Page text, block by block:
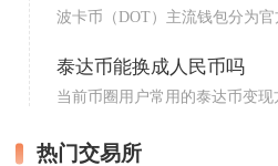
波卡币（DOT）主流钱包分为
泰达币能换成人民币吗
当前币圈用户常用的泰达币变
热门交易所